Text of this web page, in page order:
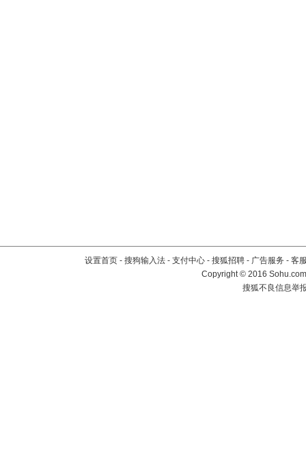
设置首页 - 搜狗输入法 - 支付中心 - 搜狐招聘 - 广告服务 - 客
Copyright©2016
搜狐不良信息举